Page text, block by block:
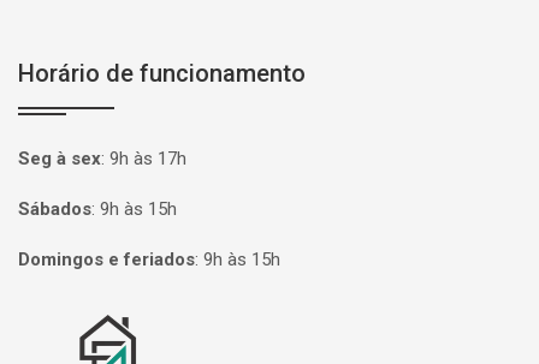
Horário de funcionamento
Seg à sex: 9h às 17h
Sábados: 9h às 15h
Domingos e feriados: 9h às 15h
Página inicial